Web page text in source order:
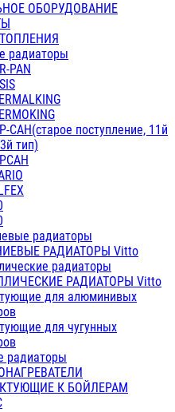
ОБОРУДОВАНИЕ
радиаторы
PAN
САН(старое поступление, 11й
тип)
радиаторы
РАДИАТОРЫ Vitto
радиаторы
РАДИАТОРЫ Vitto
для алюминивых
для чугунных
радиаторы
К БОЙЛЕРАМ